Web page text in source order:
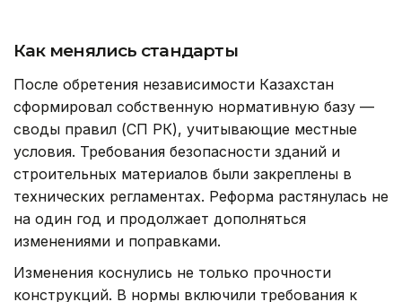
Как менялись стандарты
После обретения независимости Казахстан
сформировал собственную нормативную базу —
своды правил (СП РК), учитывающие местные
условия. Требования безопасности зданий и
строительных материалов были закреплены в
технических регламентах. Реформа растянулась не
на один год и продолжает дополняться
изменениями и поправками.
Изменения коснулись не только прочности
конструкций. В нормы включили требования к